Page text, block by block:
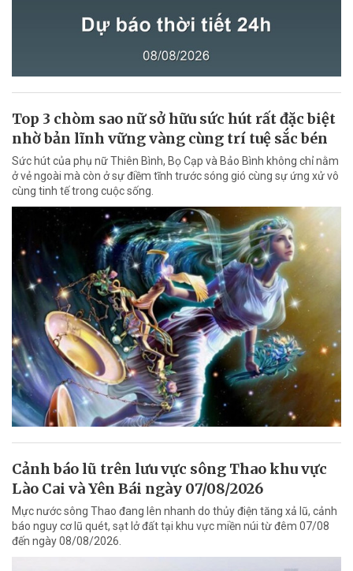
Top 3 chòm sao nữ sở hữu sức hút rất đặc biệt
nhờ bản lĩnh vững vàng cùng trí tuệ sắc bén
Sức hút của phụ nữ Thiên Bình, Bọ Cạp và Bảo Bình không chỉ nằm
ở vẻ ngoài mà còn ở sự điềm tĩnh trước sóng gió cùng sự ứng xử vô
cùng tinh tế trong cuộc sống.
Cảnh báo lũ trên lưu vực sông Thao khu vực
Lào Cai và Yên Bái ngày 07/08/2026
Mực nước sông Thao đang lên nhanh do thủy điện tăng xả lũ, cảnh
báo nguy cơ lũ quét, sạt lở đất tại khu vực miền núi từ đêm 07/08
đến ngày 08/08/2026.